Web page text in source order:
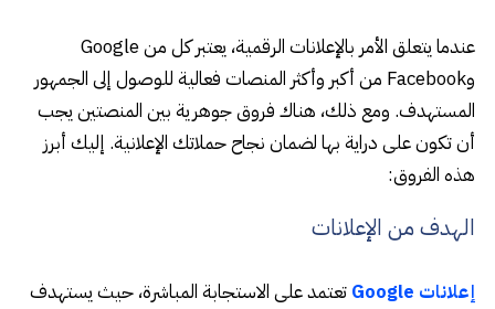
عندما يتعلق الأمر بالإعلانات الرقمية، يعتبر كل من Google
وFacebook من أكبر وأكثر المنصات فعالية للوصول إلى الجمهور
المستهدف. ومع ذلك، هناك فروق جوهرية بين المنصتين يجب
أن تكون على دراية بها لضمان نجاح حملاتك الإعلانية. إليك أبرز
هذه الفروق:
الهدف من الإعلانات
إعلانات Google
تعتمد على الاستجابة المباشرة، حيث يستهدف